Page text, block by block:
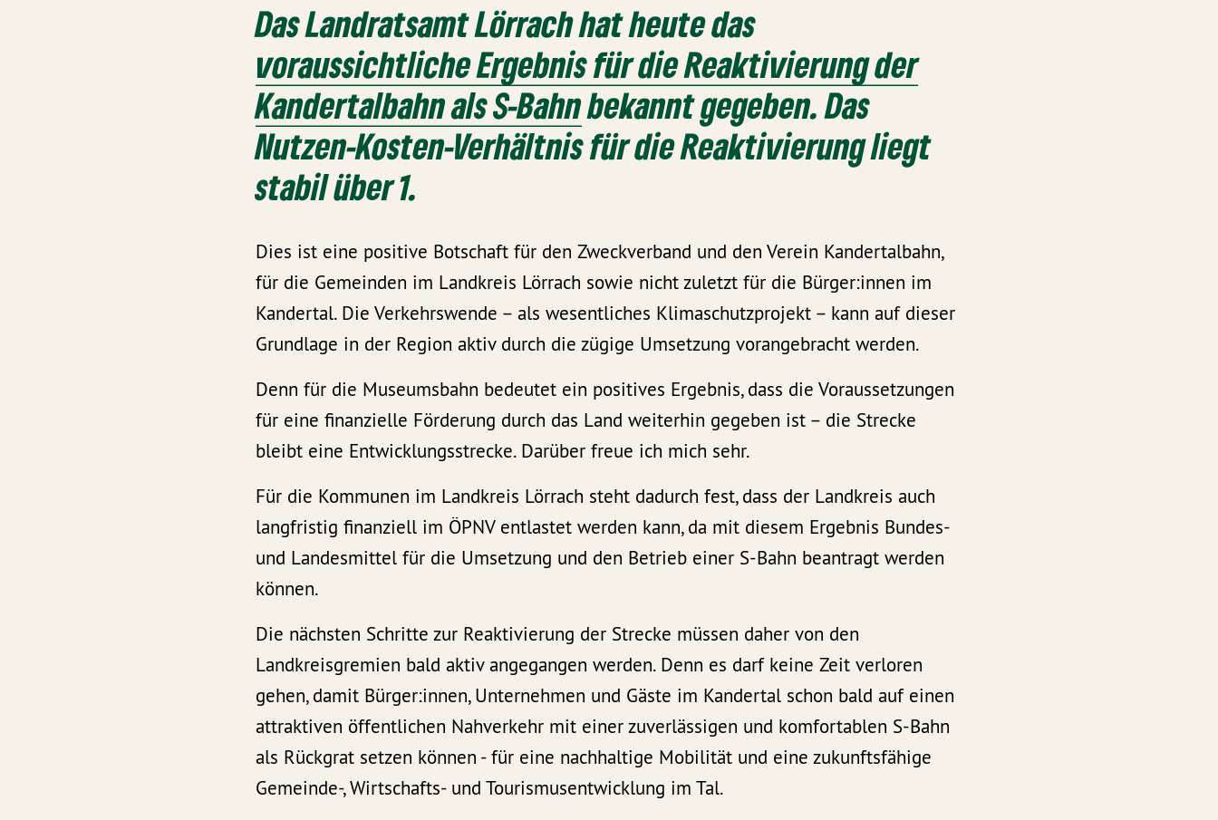
Das Landratsamt Lörrach hat heute das
voraussichtliche Ergebnis für die Reaktivierung der
Kandertalbahn als S-Bahnbekannt gegeben. Das
Nutzen-Kosten-Verhältnis für die Reaktivierung liegt
stabil über 1.
Dies ist eine positive Botschaft für den Zweckverband und den Verein Kandertalbahn,
für die Gemeinden im Landkreis Lörrach sowie nicht zuletzt für die Bürger:innen im
Kandertal. Die Verkehrswende – als wesentliches Klimaschutzprojekt – kann auf dieser
Grundlage in der Region aktiv durch die zügige Umsetzung vorangebracht werden.
Denn für die Museumsbahn bedeutet ein positives Ergebnis, dass die Voraussetzungen
für eine finanzielle Förderung durch das Land weiterhin gegeben ist – die Strecke
bleibt eine Entwicklungsstrecke. Darüber freue ich mich sehr.
Für die Kommunen im Landkreis Lörrach steht dadurch fest, dass der Landkreis auch
langfristig finanziell im ÖPNV entlastet werden kann, da mit diesem Ergebnis Bundes-
und Landesmittel für die Umsetzung und den Betrieb einer S-Bahn beantragt werden
können.
Die nächsten Schritte zur Reaktivierung der Strecke müssen daher von den
Landkreisgremien bald aktiv angegangen werden. Denn es darf keine Zeit verloren
gehen, damit Bürger:innen, Unternehmen und Gäste im Kandertal schon bald auf einen
attraktiven öffentlichen Nahverkehr mit einer zuverlässigen und komfortablen S-Bahn
als Rückgrat setzen können - für eine nachhaltige Mobilität und eine zukunftsfähige
Gemeinde-, Wirtschafts- und Tourismusentwicklung im Tal.